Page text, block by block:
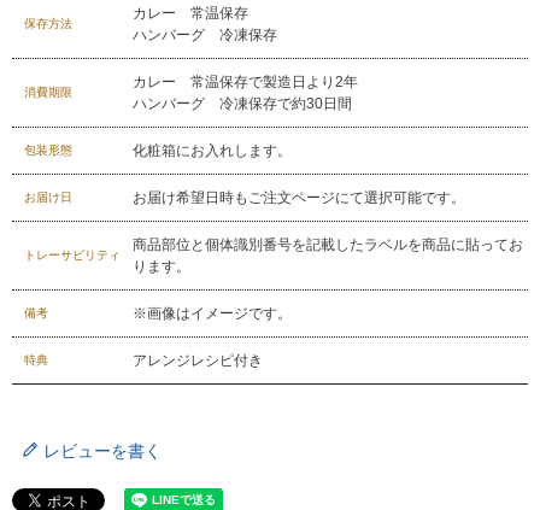
029-254-2441
お問合せフォーム
保存方法
カレー 常温保存
ハンバーグ 冷凍保存
消費期限
カレー 常温保存で製造日より2年
ハンバーグ 冷凍保存で約30日間
包装形態 化粧箱にお入れします。
お届け日 お届け希望日時もご注文ページにて選択可能です。
トレーサビリティ
商品部位と個体識別番号を記載したラベルを商品に貼ってお
ります。
備考 ※画像はイメージです。
特典 アレンジレシピ付き
レビューを書く